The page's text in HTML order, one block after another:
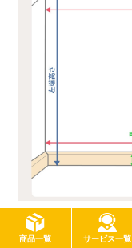
商品一覧 サービス一覧